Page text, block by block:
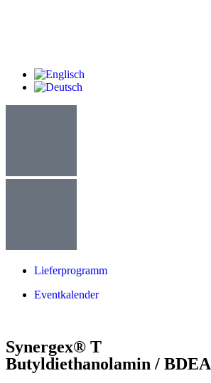
Lieferprogramm
Eventkalender
Synergex® T
Butyldiethanolamin / BDEA